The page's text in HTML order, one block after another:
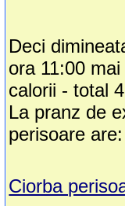
Deci
ora 11:00
calorii - total
La pranz de
perisoare are: